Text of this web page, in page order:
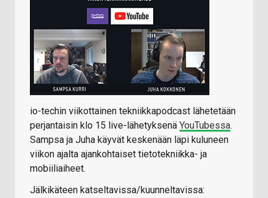
io-techin viikottainen tekniikkapodcast lähetetään
perjantaisin klo 15 live-lähetyksenä YouTubessa.
Sampsa ja Juha käyvät keskenään läpi kuluneen
viikon ajalta ajankohtaiset tietotekniikka- ja
mobiiliaiheet.
Jälkikäteen katseltavissa/kuunneltavissa: